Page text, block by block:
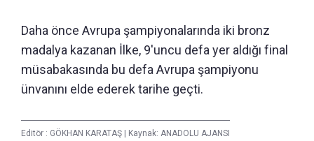
Daha önce Avrupa şampiyonalarında iki bronz
madalya kazanan İlke, 9'uncu defa yer aldığı final
müsabakasında bu defa Avrupa şampiyonu
ünvanını elde ederek tarihe geçti.
Editör : GÖKHAN KARATAŞ Kaynak: ANADOLU AJANSI